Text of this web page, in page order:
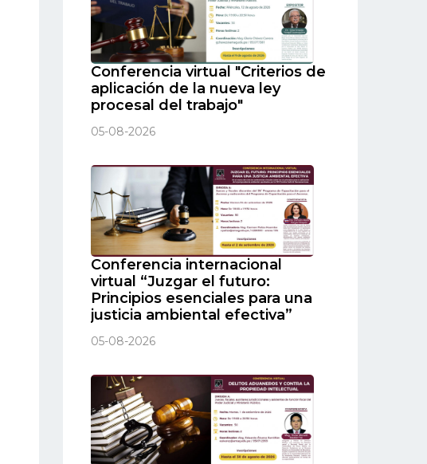
Conferencia virtual "Criterios de
aplicación de la nueva ley
procesal del trabajo"
05-08-2026
Conferencia internacional
virtual “Juzgar el futuro:
Principios esenciales para una
justicia ambiental efectiva”
05-08-2026